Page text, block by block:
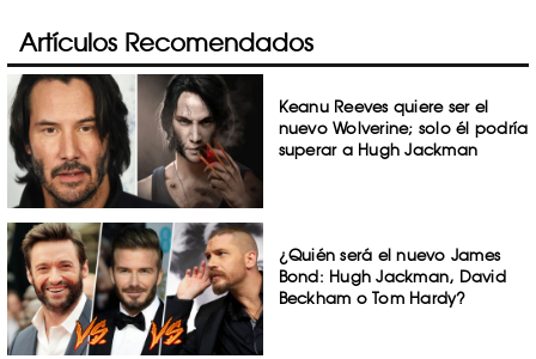
Artículos Recomendados
Keanu Reeves quiere ser el
nuevo Wolverine; solo él podría
superar a Hugh Jackman
¿Quién será el nuevo James
Bond: Hugh Jackman, David
Beckham o Tom Hardy?